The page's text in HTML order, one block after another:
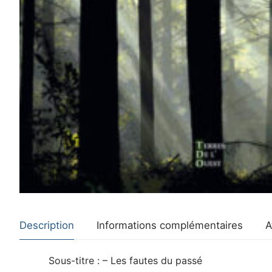
Description Informations complémentaires
Sous-titre : – Les fautes du passé